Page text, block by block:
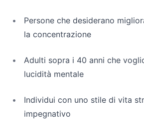
Persone che desiderano
la concentrazione
Adulti sopra i 40 anni che
lucidità mentale
Individui con uno stile di vita
impegnativo